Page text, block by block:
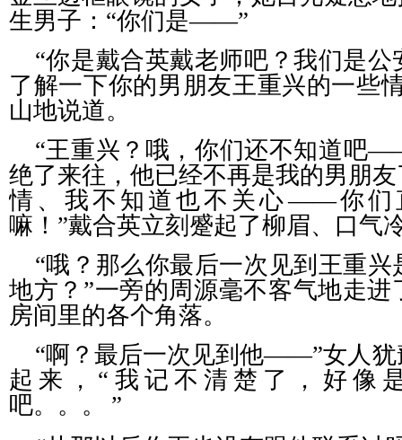
生男子：“你们是——”
“你是戴合英戴老师吧？我们是
了解一下你的男朋友王重兴的一些
山地说道。
“王重兴？哦，你们还不知道吧
绝了来往，他已经不再是我的男朋
情、我不知道也不关心——你们
嘛！”戴合英立刻蹙起了柳眉、口气
“哦？那么你最后一次见到王重
地方？”一旁的周源毫不客气地走
房间里的各个角落。
“啊？最后一次见到他——”女人犹
起来，“我记不清楚了，好像
吧。。。
”